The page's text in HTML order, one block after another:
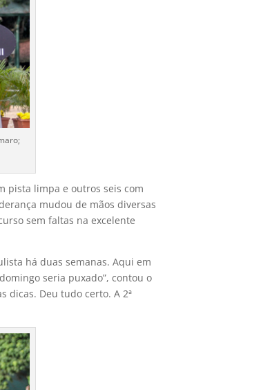
pista limpa e outros seis com
mudou de mãos diversas
sem faltas na excelente
há duas semanas. Aqui em
seria puxado”, contou o
dicas. Deu tudo certo. A 2ª